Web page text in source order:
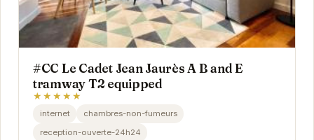
#CC Le Cadet Jean Jaurès A B and E
tramway T2 equipped
★★★★★
internet
chambres-non-fumeurs
reception-ouverte-24h24